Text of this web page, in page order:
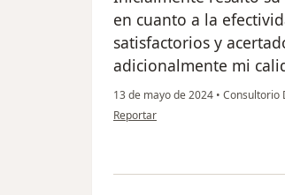
en cuanto a la
satisfactorios y
adicionalmente mi
13 de mayo de 2024 • Consultorio
en opinión del usuario Ana
Reportar